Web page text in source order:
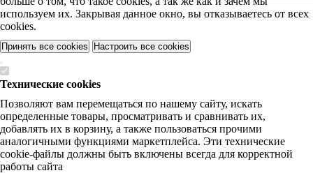
используем их. Закрывая данное окно, вы отказываетесь от всех
cookies.
Принять все cookies Настроить все cookies
Технические cookies
Позволяют вам перемещаться по нашему сайту, искать
определенные товары, просматривать и сравнивать их,
добавлять их в корзину, а также пользоваться прочими
аналогичными функциями маркетплейса. Эти технические
cookie-файлы должны быть включены всегда для корректной
работы сайта